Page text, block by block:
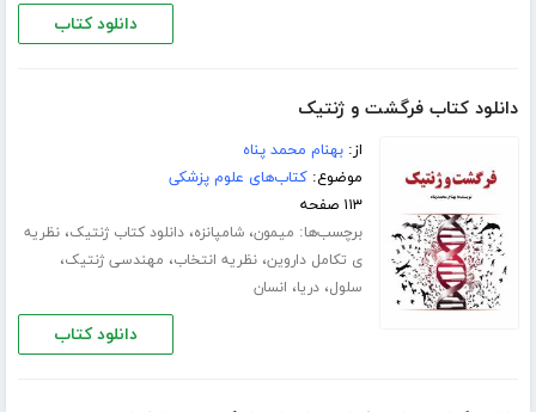
دانلود کتاب
دانلود کتاب فرگشت و ژنتیک
از:بهنام محمد پناه
موضوع:کتاب‌های علوم پزشکی
۱۱۳ صفحه
برچسب‌ها: میمون،شامپانزه،دانلود کتاب ژنتیک،نظریه
ی تکامل داروین،نظریه انتخاب، مهندسی ژنتیک،
سلول،دریا، انسان
دانلود کتاب